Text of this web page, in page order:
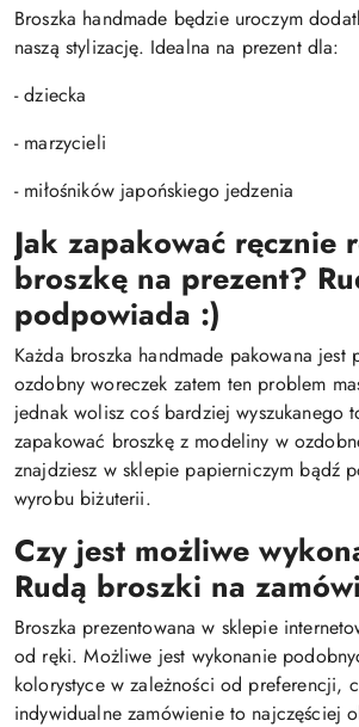
Broszka handmade będzie uroczym
naszą stylizację. Idealna na prezent dla:
- dziecka
- marzycieli
- miłośników japońskiego jedzenia
Jak zapakować ręcznie
broszkę na prezent?
podpowiada :)
Każda broszka handmade pakowana jest
ozdobny woreczek zatem ten problem
jednak wolisz coś bardziej wyszukanego
zapakować broszkę z modeliny w
znajdziesz w sklepie papierniczym bądź
wyrobu biżuterii.
Czy jest możliwe
Rudą broszki na
Broszka prezentowana w sklepie
od ręki. Możliwe jest wykonanie
kolorystyce w zależności od preferencji,
indywidualne zamówienie to najczęściej